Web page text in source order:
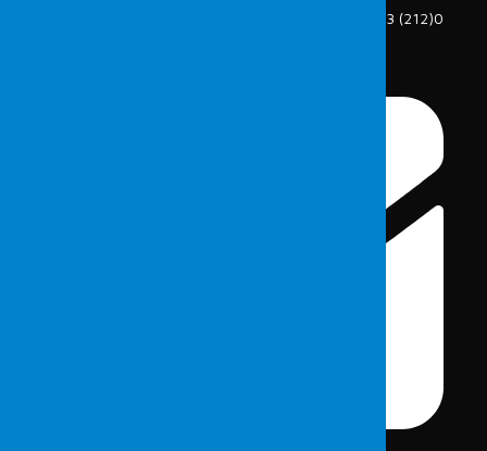
0(212) 213 5375